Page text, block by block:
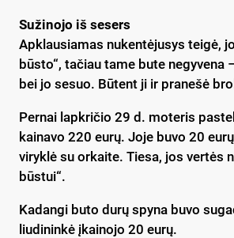
Sužinojo iš sesers
Apklausiamas nukentėjusys teigė,
būsto“, tačiau tame bute
bei jo sesuo. Būtent ji ir pranešė
Pernai lapkričio 29 d. moteris
kainavo 220 eurų. Joje buvo 20
viryklė su orkaite. Tiesa, jos vertės
būstui“.
Kadangi buto durų spyna buvo
liudininkė įkainojo 20 eurų.